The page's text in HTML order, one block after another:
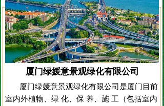
厦门绿媛意景观绿化有限公司
厦门绿媛意景观绿化有限公司是厦门目前
室内外植物、绿 化、保 养、施 工（包括室内